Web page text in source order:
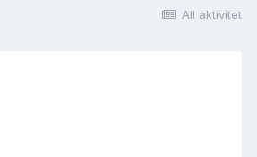
All aktivitet